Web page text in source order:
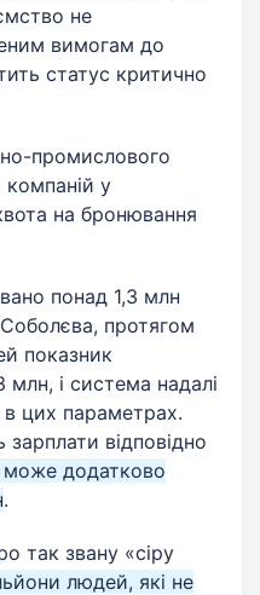
не
вимогам до
статус критично
промислового
у
на бронювання
понад 1,3 млн
протягом
показник
млн, і система надалі
цих параметрах.
відповідно
додатково
.
так звану «сіру
людей, які не